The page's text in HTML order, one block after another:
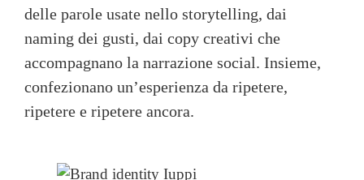
delle parole usate nello storytelling, dai
naming dei gusti, dai copy creativi che
accompagnano la narrazione social. Insieme,
confezionano un’esperienza da ripetere,
ripetere e ripetere ancora.